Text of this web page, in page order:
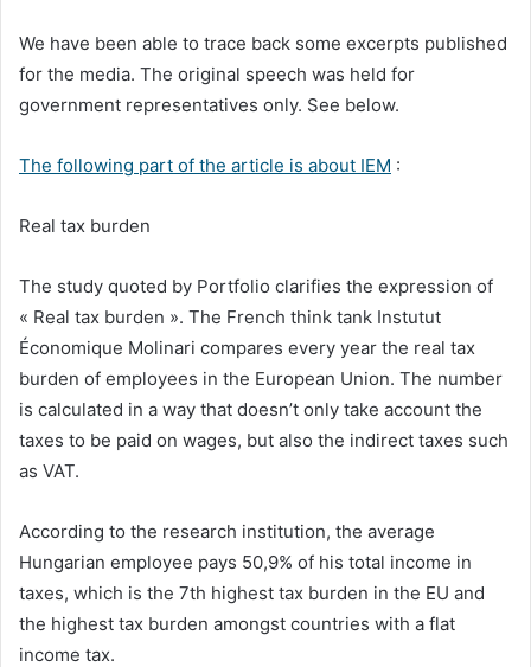
We have been able to trace back some excerpts published
for the media. The original speech was held for
government representatives only. See below.
The following part of the article is about IEM :
Real tax burden
The study quoted by Portfolio clarifies the expression of
« Real tax burden ». The French think tank Instutut
Économique Molinari compares every year the real tax
burden of employees in the European Union. The number
is calculated in a way that doesn’t only take account the
taxes to be paid on wages, but also the indirect taxes such
as VAT.
According to the research institution, the average
Hungarian employee pays 50,9% of his total income in
taxes, which is the 7th highest tax burden in the EU and
the highest tax burden amongst countries with a flat
income tax.